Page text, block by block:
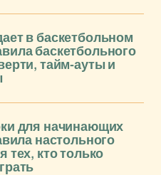
в баскетбольном
баскетбольного
тайм-ауты и
для начинающих
настольного
тех, кто только